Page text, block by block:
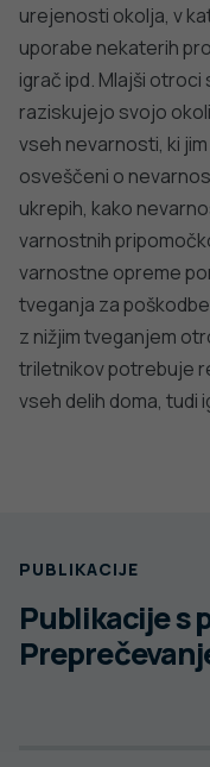
urejenosti okolja, v
uporabe nekaterih
igrač ipd. Mlajši
raziskujejo svojo
vseh nevarnosti, ki
osveščeni o
ukrepih, kako
varnostnih
varnostne opreme
tveganja za
z nižjim tveganjem
triletnikov potrebuje
vseh delih doma, tudi
PUBLIKACIJE
Publikacije s